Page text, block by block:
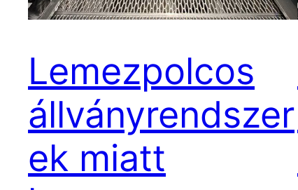
Lemezpolcos
állványrendszer
ek miatt